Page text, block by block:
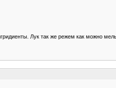
Лук так же режем как можно